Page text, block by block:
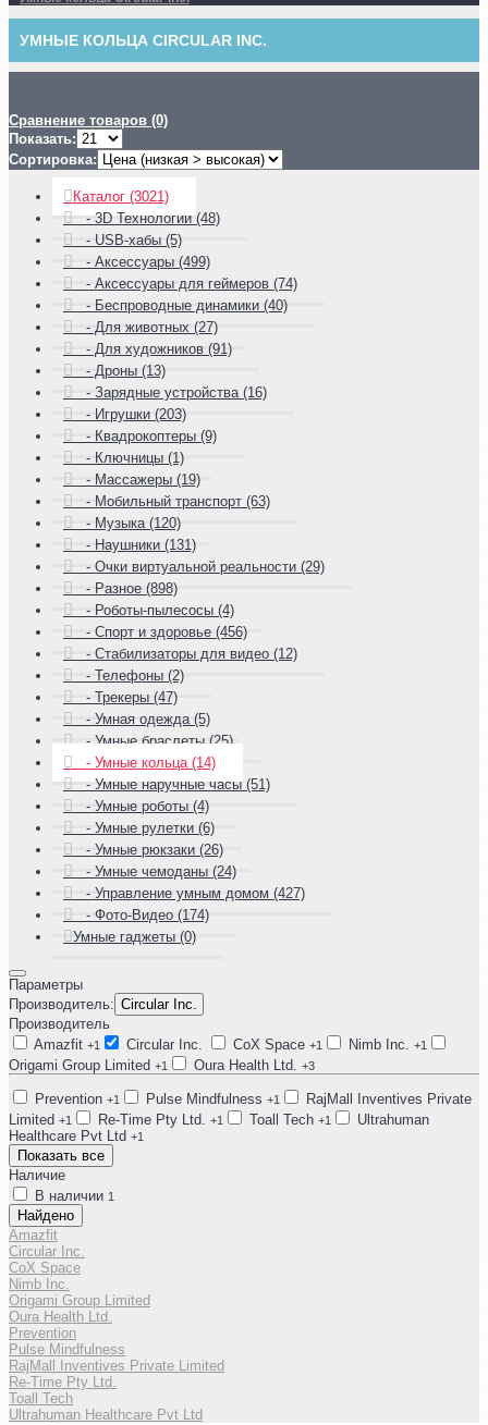
УМНЫЕ КОЛЬЦА CIRCULAR INC.
Сравнение товаров (0)
Показать:
Сортировка:
Каталог (3021)
- 3D Технологии (48)
- USB-хабы (5)
- Аксессуары (499)
- Аксессуары для геймеров (74)
- Беспроводные динамики (40)
- Для животных (27)
- Для художников (91)
- Дроны (13)
- Зарядные устройства (16)
- Игрушки (203)
- Квадрокоптеры (9)
- Ключницы (1)
- Массажеры (19)
- Мобильный транспорт (63)
- Музыка (120)
- Наушники (131)
- Очки виртуальной реальности (29)
- Разное (898)
- Роботы-пылесосы (4)
- Спорт и здоровье (456)
- Стабилизаторы для видео (12)
- Телефоны (2)
- Трекеры (47)
- Умная одежда (5)
- Умные браслеты (25)
- Умные кольца (14)
- Умные наручные часы (51)
- Умные роботы (4)
- Умные рулетки (6)
- Умные рюкзаки (26)
- Умные чемоданы (24)
- Управление умным домом (427)
- Фото-Видео (174)
Умные гаджеты (0)
Параметры
Производитель: Circular Inc.
Производитель
Amazfit +1 Circular Inc. CoX Space +1 Nimb Inc. +1
Origami Group Limited +1 Oura Health Ltd. +3
Prevention +1 Pulse Mindfulness +1
RajMall Inventives Private
Limited +1 Re-Time Pty Ltd. +1 Toall Tech +1
Ultrahuman
Healthcare Pvt Ltd +1
Показать все
Наличие
В наличии 1
Найдено
Amazfit
Circular Inc.
CoX Space
Nimb Inc.
Origami Group Limited
Oura Health Ltd.
Prevention
Pulse Mindfulness
RajMall Inventives Private Limited
Re-Time Pty Ltd.
Toall Tech
Ultrahuman Healthcare Pvt Ltd